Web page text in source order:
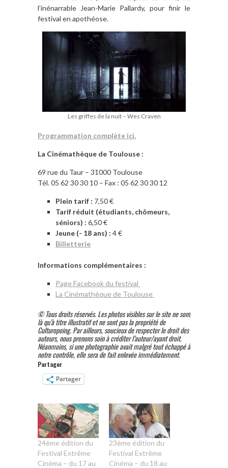
l’inénarrable Jean-Marie Pallardy, pour finir le
festival en apothéose.
Les griffes de la nuit – Wes Craven
Programmation complète ici.
La Cinémathèque de Toulouse :
69 rue du Taur – 31000 Toulouse
Tél. 05 62 30 30 10 – Fax : 05 62 30 30 12
Plein tarif : 7,50 €
Tarif réduit (étudiants, chômeurs,
séniors) : 6,50 €
Jeune (- 18 ans) : 4 €
Billetterie
Informations complémentaires :
Page Facebook du festival
La Cinémathèque de Toulouse
© Tous droits réservés. Les photos visibles sur le site ne sont
là qu’à titre illustratif et ne sont pas la propriété de
Culturopoing. Par ailleurs, soucieux de respecter le droit des
auteurs, nous prenons soin à créditer l’auteur/ayant droit.
Néanmoins, si une photographie avait malgré tout échappé à
notre contrôle, elle sera de fait enlevée immédiatement.
Partager
Partager
24ème édition du
Festival Extrême
Cinéma – du 17 au
23ème édition du
Festival Extrême
Cinéma – du 18 au